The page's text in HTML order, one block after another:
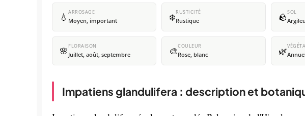
💧 ARROSAGE
Moyen, important ❄️RUSTICITÉ
Rustique 🪨SOL
🌸 FLORAISON
Juillet, août, septembre 🎨COULEUR
Rose, blanc 🌿
Impatiens glandulifera : description et